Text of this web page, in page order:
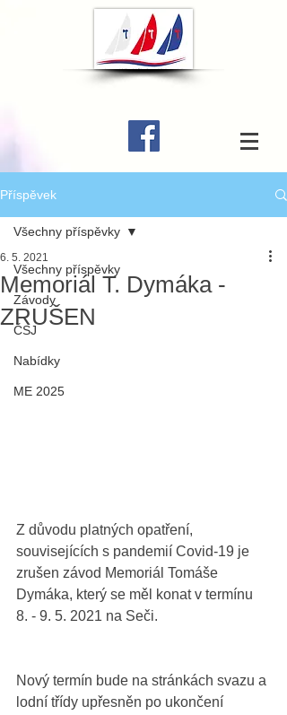
Příspěvek
Všechny příspěvky
Závody
ČSJ
Nabídky
ME 2025
Všechny příspěvky
Memoriál T. Dymáka -
ZRUŠEN
6. 5. 2021
Z důvodu platných opatření,
souvisejících s pandemií Covid-19 je
zrušen závod Memoriál Tomáše
Dymáka, který se měl konat v termínu
8. - 9. 5. 2021 na Seči.
Nový termín bude na stránkách svazu a
lodní třídy upřesněn po ukončení